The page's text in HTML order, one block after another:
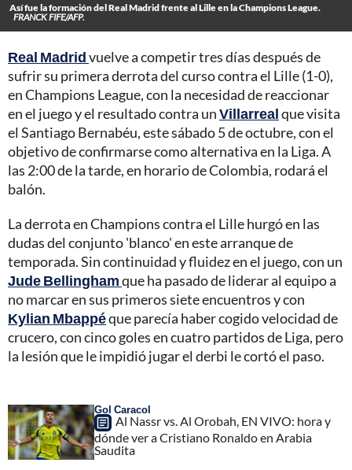
Así fue la formación del Real Madrid frente al Lille en la Champions League.
FRANCK FIFE/AFP.
Real Madridvuelve a competir tres días después de
sufrir su primera derrota del curso contra el Lille (1-0),
en Champions League, con la necesidad de reaccionar
en el juego y el resultado contra unVillarrealque visita
el Santiago Bernabéu, este sábado 5 de octubre, con el
objetivo de confirmarse como alternativa en la Liga. A
las 2:00 de la tarde, en horario de Colombia, rodará el
balón.
La derrota en Champions contra el Lille hurgó en las
dudas del conjunto 'blanco' en este arranque de
temporada. Sin continuidad y fluidez en el juego, con un
Jude Bellinghamque ha pasado de liderar al equipo a
no marcar en sus primeros siete encuentros y con
Kylian Mbappéque parecía haber cogido velocidad de
crucero, con cinco goles en cuatro partidos de Liga, pero
la lesión que le impidió jugar el derbi le cortó el paso.
Gol Caracol
Al Nassr vs. Al Orobah, EN VIVO: hora y
dónde ver a Cristiano Ronaldo en Arabia
Saudita